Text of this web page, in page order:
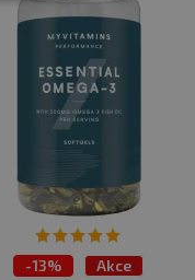
-13%
Akce